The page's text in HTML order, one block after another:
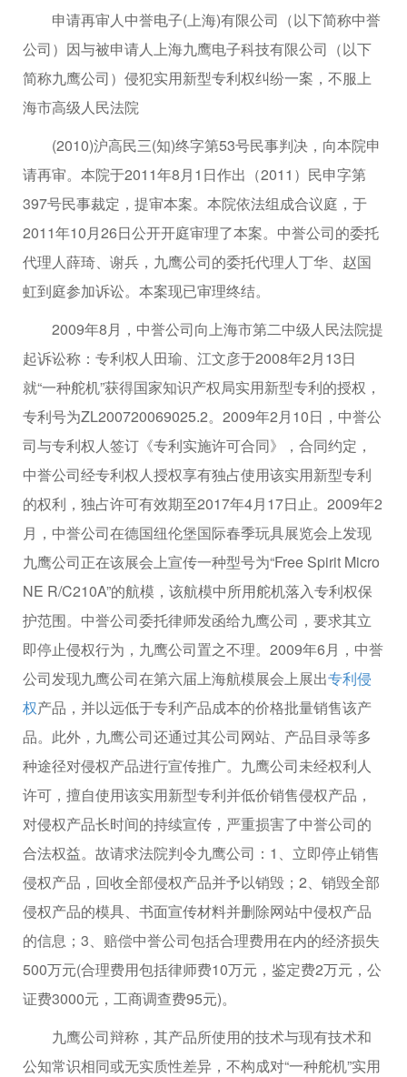
申请再审人中誉电子(上海)有限公司（以下简称中誉
公司）因与被申请人上海九鹰电子科技有限公司（以下
简称九鹰公司）侵犯实用新型专利权纠纷一案，不服上
海市高级人民法院
(2010)沪高民三(知)终字第53号民事判决，向本院申
请再审。本院于2011年8月1日作出（2011）民申字第
397号民事裁定，提审本案。本院依法组成合议庭，于
2011年10月26日公开开庭审理了本案。中誉公司的委托
代理人薛琦、谢兵，九鹰公司的委托代理人丁华、赵国
虹到庭参加诉讼。本案现已审理终结。
2009年8月，中誉公司向上海市第二中级人民法院提
起诉讼称：专利权人田瑜、江文彦于2008年2月13日
就“一种舵机”获得国家知识产权局实用新型专利的授权，
专利号为ZL200720069025.2。2009年2月10日，中誉公
司与专利权人签订《专利实施许可合同》，合同约定，
中誉公司经专利权人授权享有独占使用该实用新型专利
的权利，独占许可有效期至2017年4月17日止。2009年2
月，中誉公司在德国纽伦堡国际春季玩具展览会上发现
九鹰公司正在该展会上宣传一种型号为“Free Spirit Micro
NE R/C210A”的航模，该航模中所用舵机落入专利权保
护范围。中誉公司委托律师发函给九鹰公司，要求其立
即停止侵权行为，九鹰公司置之不理。2009年6月，中誉
公司发现九鹰公司在第六届上海航模展会上展出专利侵
权产品，并以远低于专利产品成本的价格批量销售该产
品。此外，九鹰公司还通过其公司网站、产品目录等多
种途径对侵权产品进行宣传推广。九鹰公司未经权利人
许可，擅自使用该实用新型专利并低价销售侵权产品，
对侵权产品长时间的持续宣传，严重损害了中誉公司的
合法权益。故请求法院判令九鹰公司：1、立即停止销售
侵权产品，回收全部侵权产品并予以销毁；2、销毁全部
侵权产品的模具、书面宣传材料并删除网站中侵权产品
的信息；3、赔偿中誉公司包括合理费用在内的经济损失
500万元(合理费用包括律师费10万元，鉴定费2万元，公
证费3000元，工商调查费95元)。
九鹰公司辩称，其产品所使用的技术与现有技术和
公知常识相同或无实质性差异，不构成对“一种舵机”实用